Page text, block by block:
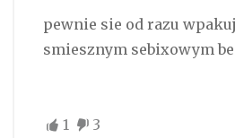
pewnie sie od razu
smiesznym sebixowym
1
3